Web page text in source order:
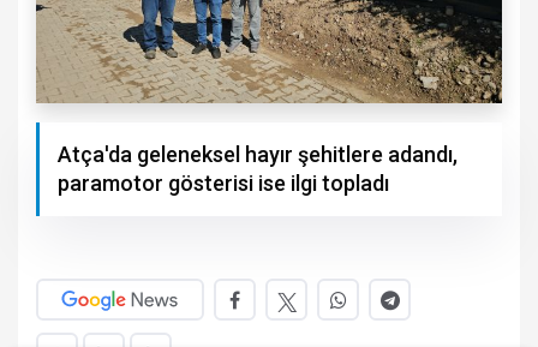
Atça'da geleneksel hayır şehitlere adandı,
paramotor gösterisi ise ilgi topladı